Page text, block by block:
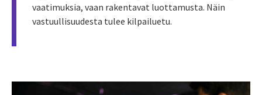
vaatimuksia, vaan rakentavat luottamusta. Näin
vastuullisuudesta tulee kilpailuetu.